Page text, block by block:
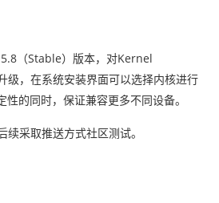
5.8 （Stable）版本， 对Kernel
级，在系统安装界面可以选择内核进行
性的同时，保证兼容更多不同设备。
续采取推送方式社区测试。